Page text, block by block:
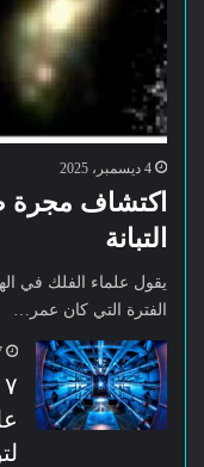
4 ديسمبر، 2025
اكتشاف مجرة
التبانة
يقول علماء الفلك في
الفترة التي كان عمر…